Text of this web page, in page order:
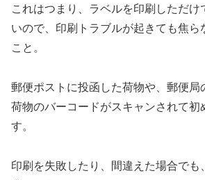
これはつまり、ラベルを印刷しただけ
いので、印刷トラブルが起きても焦ら
こと。
郵便ポストに投函した荷物や、郵便局
荷物のバーコードがスキャンされて初
す。
印刷を失敗したり、間違えた場合でも